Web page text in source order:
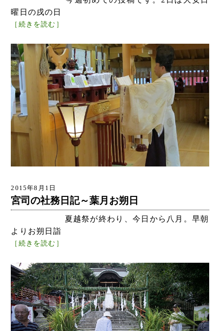
曜日の戌の日
［続きを読む］
2015年8月1日
宮司の社務日記～葉月お朔日
夏越祭が終わり、今日から八月。早朝
よりお朔日詣
［続きを読む］